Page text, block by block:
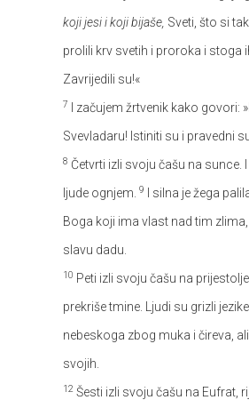
koji jesi i koji bijaše, Sveti, što si
prolili krv svetih i proroka i stoga
Zavrijedili su!«
7
I začujem žrtvenik kako govori:
Svevladaru! Istiniti su i pravedni
8 Četvrti izli svoju čašu na sunce.
ljude ognjem. 9
I silna je žega
Boga koji ima vlast nad tim
slavu dadu.
10 Peti izli svoju čašu na
prekriše tmine. Ljudi su grizli
nebeskoga zbog muka i čireva,
svojih.
12 Šesti izli svoju čašu na Eufrat,